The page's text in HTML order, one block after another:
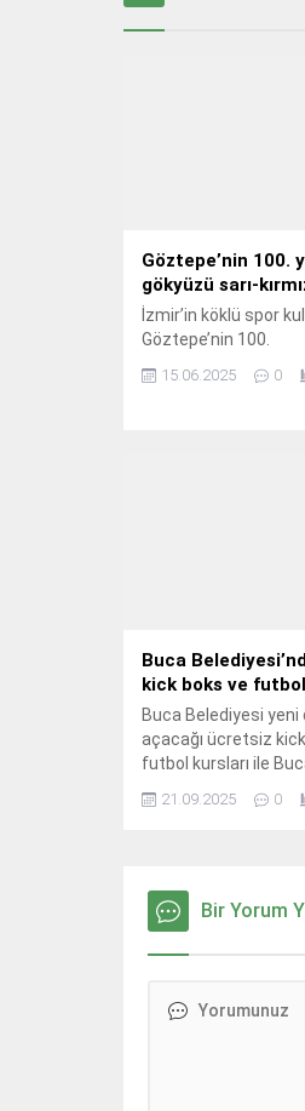
Göztepe’nin 100.
gökyüzü sarı-
İzmir’in köklü spor
Göztepe’nin 100.
15.06.2025 0
Buca
kick boks ve
Buca Belediyesi yeni
açacağı ücretsiz
futbol kursları ile
21.09.2025 0
Bir Yorum